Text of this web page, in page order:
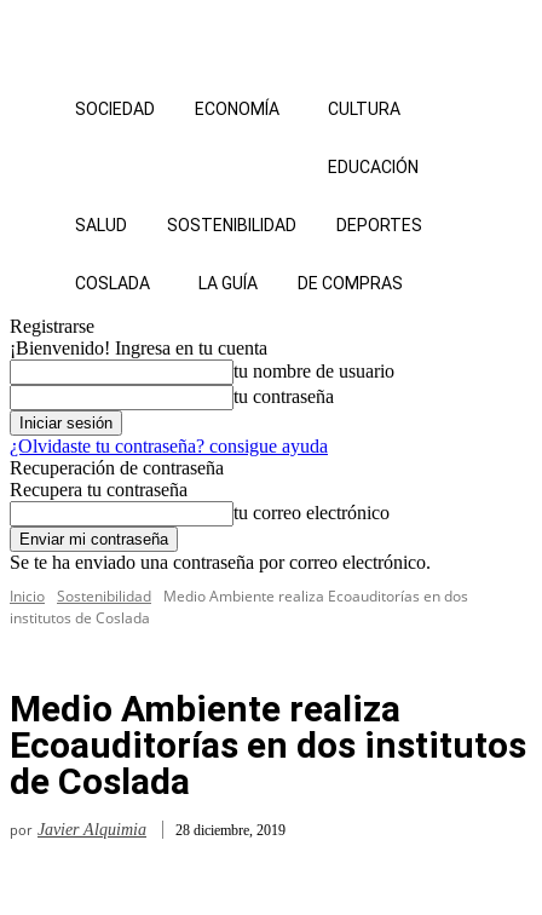
SOCIEDAD ECONOMÍA CULTURA
EDUCACIÓN
SALUD SOSTENIBILIDAD DEPORTES
COSLADA LA GUÍA DE COMPRAS
Registrarse
¡Bienvenido! Ingresa en tu cuenta
tu nombre de usuario
tu contraseña
¿Olvidaste tu contraseña? consigue ayuda
Recuperación de contraseña
Recupera tu contraseña
tu correo electrónico
Se te ha enviado una contraseña por correo electrónico.
Inicio Sostenibilidad
Medio Ambiente realiza Ecoauditorías en dos
institutos de Coslada
Medio Ambiente realiza
Ecoauditorías en dos institutos
de Coslada
por Javier Alquimia 28 diciembre, 2019